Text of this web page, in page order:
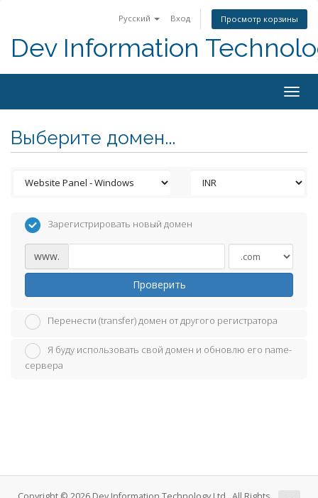
Русский Вход Просмотр корзины
Dev Information
Выберите домен...
Зарегистрировать новый домен
www.
Проверить
Перенести (transfer) домен от другого регистратора
Я буду использовать свой домен и обновлю его name-
сервера